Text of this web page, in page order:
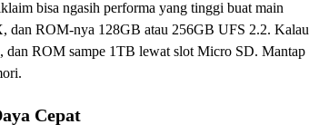
bisa ngasih performa yang tinggi buat main
ROM-nya 128GB atau 256GB UFS 2.2. Kalau
dan ROM sampe 1TB lewat slot Micro SD. Mantap
Cepat